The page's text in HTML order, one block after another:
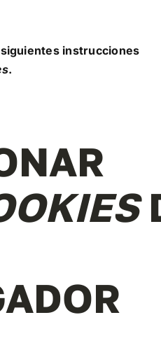
instrucciones
.